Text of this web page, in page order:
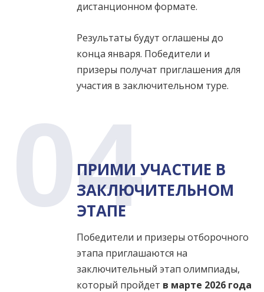
дистанционном формате.
Результаты будут оглашены до
конца января. Победители и
призеры получат приглашения для
участия в заключительном туре.
ПРИМИ УЧАСТИЕ В
ЗАКЛЮЧИТЕЛЬНОМ
ЭТАПЕ
Победители и призеры отборочного
этапа приглашаются на
заключительный этап олимпиады,
который пройдет в марте 2026 года
04